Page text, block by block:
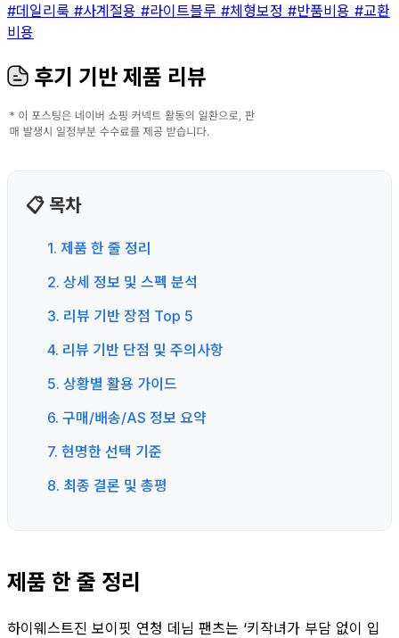
#데일리룩 #사계절용 #라이트블루 #체형보정 #반품비용 #교환
비용
후기 기반 제품 리뷰
📋 목차
1. 제품 한 줄 정리
2. 상세 정보 및 스펙 분석
3. 리뷰 기반 장점 Top 5
4. 리뷰 기반 단점 및 주의사항
5. 상황별 활용 가이드
6. 구매/배송/AS 정보 요약
7. 현명한 선택 기준
8. 최종 결론 및 총평
제품 한 줄 정리
하이웨스트진 보이핏 연청 데님 팬츠는 ‘키작녀가 부담 없이 입